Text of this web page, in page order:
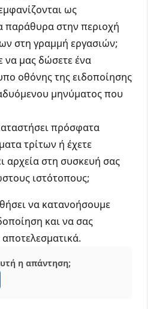
ως
παράθυρα στην περιοχή
στη γραμμή εργασιών;
να μας δώσετε ένα
οθόνης της ειδοποίησης
μηνύματος που
πρόσφατα
τρίτων ή έχετε
αρχεία στη συσκευή σας
ιστότοπους;
να κατανοήσουμε
και να σας
η απάντηση;